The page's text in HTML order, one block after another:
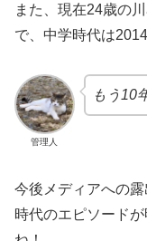
また、現在24歳の
で、中学時代は
管理人
もう10
今後メディアへの
時代のエピソード